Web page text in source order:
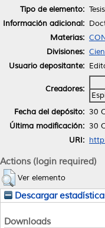
Tipo de elemento:
Información adicional:
Materias:
Divisiones:
Usuario depositante:
Creadores:
Fecha del depósito: 30
Última modificación: 30
URI:
Actions (login required)
Ver elemento
Descargar
Downloads